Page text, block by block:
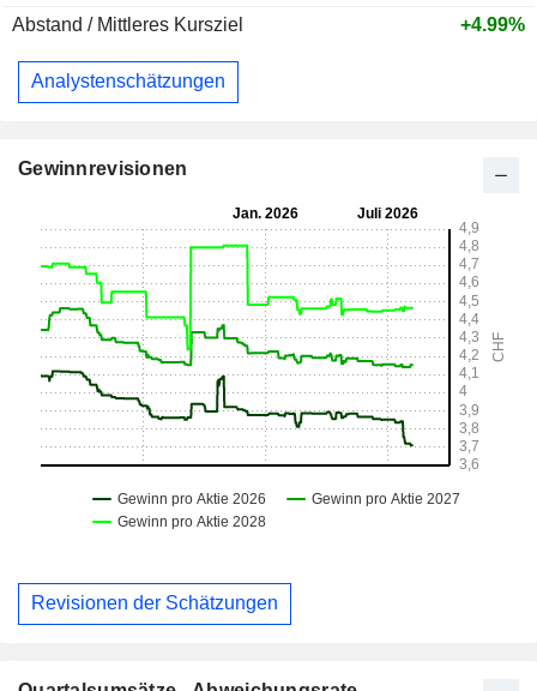
Abstand / Mittleres Kursziel
+4.99%
Analystenschätzungen
Gewinnrevisionen
Revisionen der Schätzungen